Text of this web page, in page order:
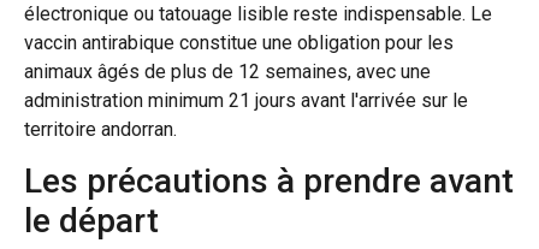
électronique ou tatouage lisible reste indispensable. Le
vaccin antirabique constitue une obligation pour les
animaux âgés de plus de 12 semaines, avec une
administration minimum 21 jours avant l'arrivée sur le
territoire andorran.
Les précautions à prendre avant
le départ